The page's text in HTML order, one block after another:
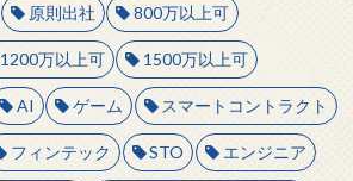
原則出社 800万以上可
1200万以上可 1500万以上可
AI ゲーム スマートコントラクト
フィンテック STO エンジニア